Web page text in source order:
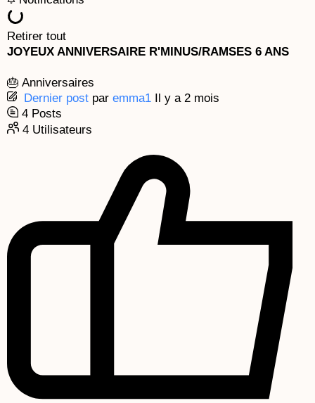
m
Retirer tout
JOYEUX ANNIVERSAIRE R'MINUS/RAMSES 6 ANS
🎂 Anniversaires
Dernier post par emma1 Il y a 2 mois
4 Posts
4 Utilisateurs